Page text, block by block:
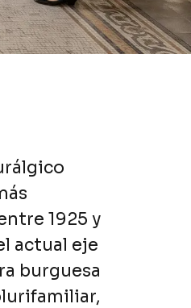
1925 y
actual eje
burguesa